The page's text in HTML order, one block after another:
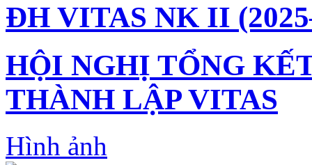
ĐH VITAS NK II
HỘI NGHỊ TỔNG
THÀNH LẬP VITAS
Hình ảnh